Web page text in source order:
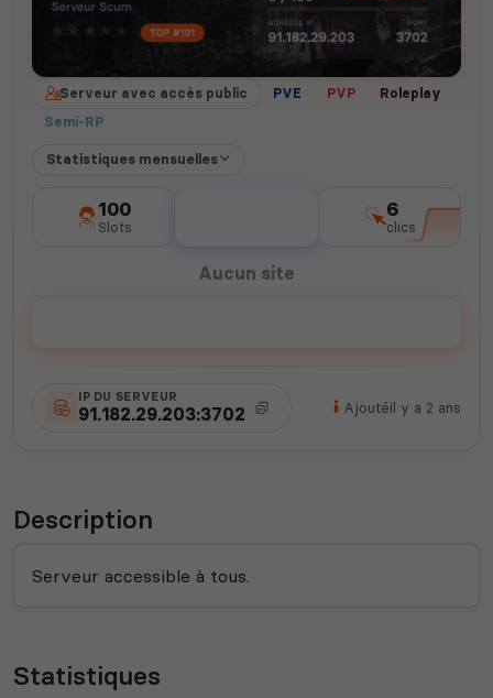
Serveur avec accès public PVE PVP
Roleplay
Semi-RP
Statistiques mensuelles
100
Slots
6
clics
Aucun site
IP DU SERVEUR
91.182.29.203:3702 Ajoutéil y a 2 ans
Description
Serveur accessible à tous.
Statistiques